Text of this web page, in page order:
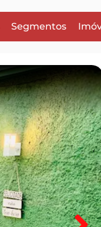
Segmentos